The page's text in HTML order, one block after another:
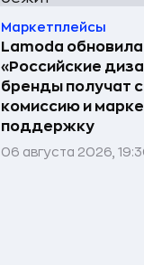
Маркетплейсы
Lamoda
«Российские
бренды получат
комиссию и
поддержку
06 августа 2026,